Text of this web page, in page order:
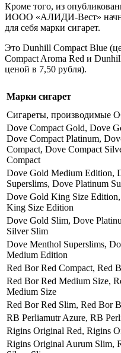
Кроме того, из
ИООО «АЛИДИ-Вест»
для себя марки сигарет.
Это Dunhill Compact Blue
Compact Aroma Red и
ценой в 7,50 рубля).
Марки сигарет
Сигареты, производимые
Dove Compact Gold, Dove
Dove Compact Platinum,
Compact, Dove Compact
Compact
Dove Gold Medium Edition,
Superslims, Dove Platinum
Dove Gold King Size
King Size Edition
Dove Gold Slim, Dove
Silver Slim
Dove Menthol Superslims,
Medium Edition
Red Bor Red Compact, Red
Red Bor Red Medium Size,
Medium Size
Red Bor Red Slim, Red Bor
RB Perliamutr Azure, RB
Rigins Original Red, Rigins
Rigins Original Aurum Slim,